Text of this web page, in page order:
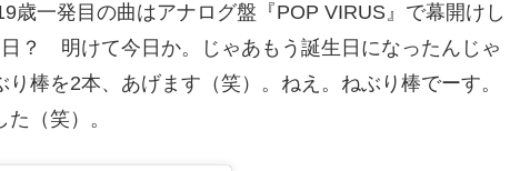
歳一発目の曲はアナログ盤『POP VIRUS』で幕開けし
？ 明けて今日か。じゃあもう誕生日になったんじゃ
棒を2本、あげます（笑）。ねえ。ねぶり棒でーす。
（笑）。